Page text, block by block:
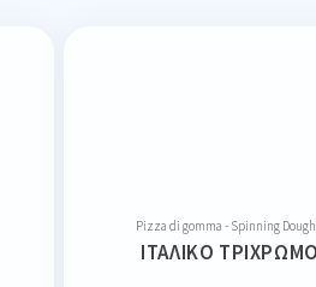
Pizza di gomma - Spinning
ΙΤΑΛΙΚΌ ΤΡΊΧΡΩΜΟ